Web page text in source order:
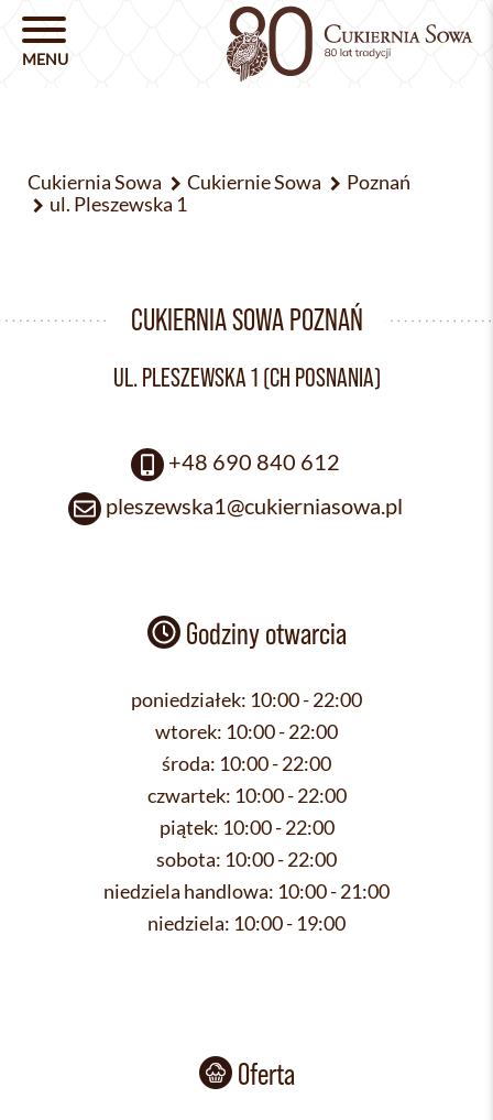
Cukiernia Sowa Cukiernie Sowa
Poznań
ul. Pleszewska 1
CUKIERNIA SOWA POZNAŃ
UL. PLESZEWSKA 1 (CH POSNANIA)
+48 690 840 612
pleszewska1@cukierniasowa.pl
Godziny otwarcia
poniedziałek: 10:00 - 22:00
wtorek: 10:00 - 22:00
środa: 10:00 - 22:00
czwartek: 10:00 - 22:00
piątek: 10:00 - 22:00
sobota: 10:00 - 22:00
niedziela handlowa: 10:00 - 21:00
niedziela: 10:00 - 19:00
Oferta